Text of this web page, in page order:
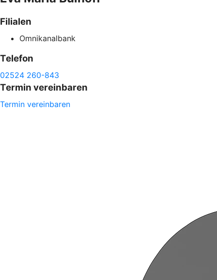
Filialen
Omnikanalbank
Telefon
02524 260-843
Termin vereinbaren
Termin vereinbaren